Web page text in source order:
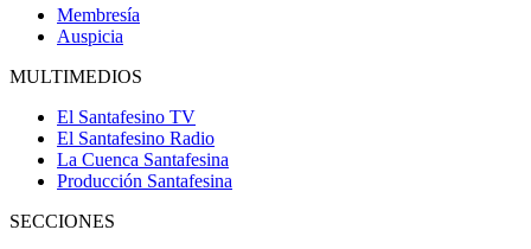
Membresía
Auspicia
MULTIMEDIOS
El Santafesino TV
El Santafesino Radio
La Cuenca Santafesina
Producción Santafesina
SECCIONES